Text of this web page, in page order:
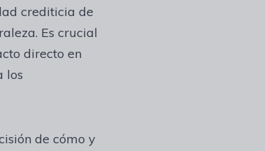
crediticia de
Es crucial
directo en
los
de cómo y